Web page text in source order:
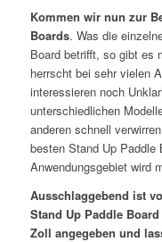
Kommen wir nun zur
Boards. Was die
Board betrifft, so gibt es
herrscht bei sehr vielen
interessieren noch
unterschiedlichen
anderen schnell
besten Stand Up Paddle
Anwendungsgebiet wird
Ausschlaggebend ist
Stand Up Paddle
Zoll angegeben und